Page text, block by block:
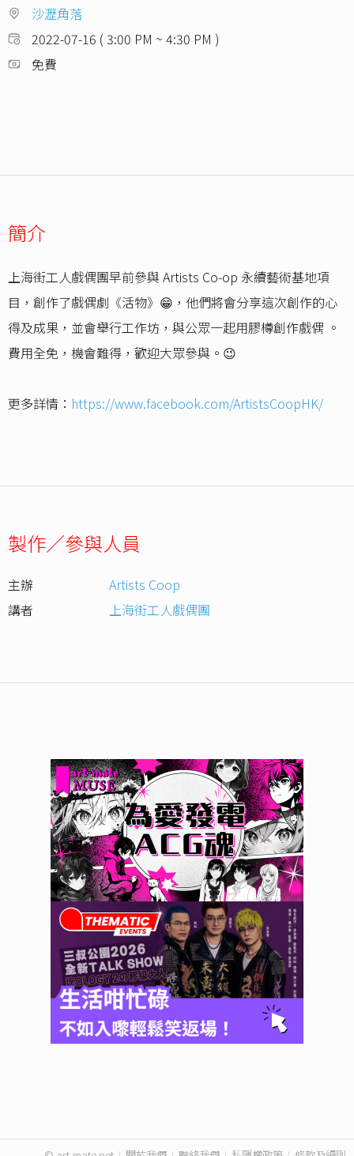
沙瀝角落
2022-07-16 ( 3:00 PM ~ 4:30 PM )
免費
簡介
上海街工人戲偶團早前參與 Artists Co-op 永續藝術基地項
目，創作了戲偶劇《活物》😁，他們將會分享這次創作的心
得及成果，並會舉行工作坊，與公眾一起用膠樽創作戲偶 。
費用全免，機會難得，歡迎大眾參與。😉
更多詳情： https://www.facebook.com/ArtistsCoopHK/
製作／參與人員
主辦
Artists Coop
講者
上海街工人戲偶團